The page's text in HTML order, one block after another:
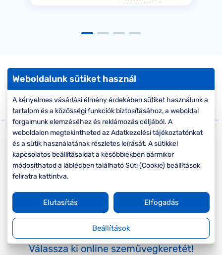
Vásároljon négy egyszerű lépésben
szemüveget online és az üzleteinkben!
3
Válasszonszemüveglencsét az Ön
Weboldalunk sütiket használ
A kényelmes vásárlási élmény érdekében sütiket használunk a
tartalom és a közösségi funkciók biztosításához, a weboldal
forgalmunk elemzéséhez és reklámozás céljából. A
weboldalon megtekintheted az Adatkezelési tájékoztatónkat
és a sütik használatának részletes leírását. A sütikkel
kapcsolatos beállításaidat a későbbiekben bármikor
módosíthatod a láblécben található Süti (Cookie) beállítások
feliratra kattintva.
Beállítások
Elutasítás Elfogadás